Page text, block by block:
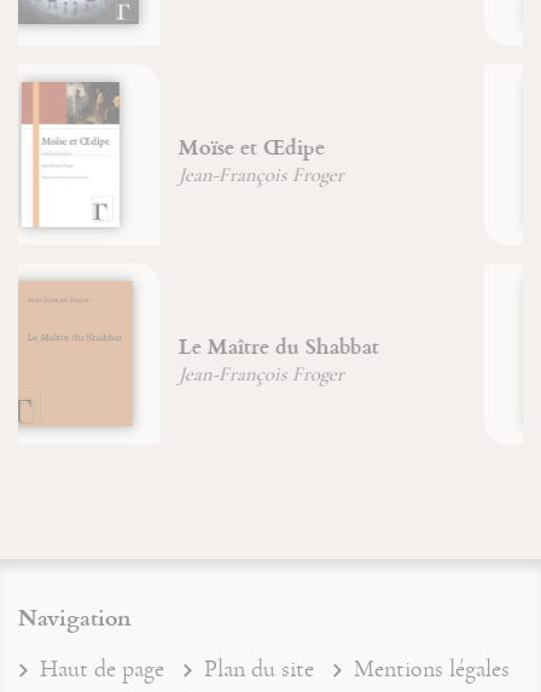
Une vie incorruptible
Jean-François Froger
D'un Caucase chrétien au
Caucase musulman
Marion Duvauchel
Navigation
Haut de page Plan du site
Mentions légales